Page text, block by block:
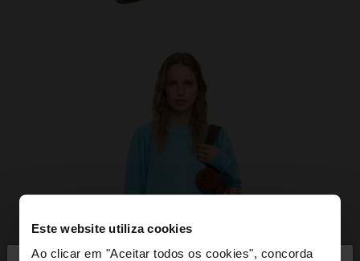
Este website utiliza cookies
Ao clicar em "Aceitar todos os cookies", concorda